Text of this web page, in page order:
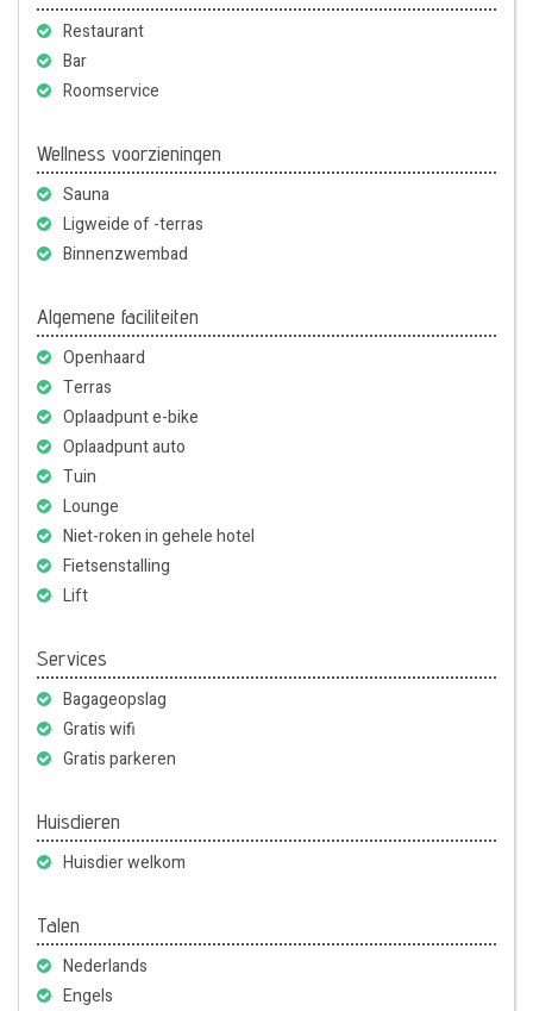
Restaurant
Bar
Roomservice
Wellness voorzieningen
Sauna
Ligweide of -terras
Binnenzwembad
Algemene faciliteiten
Openhaard
Terras
Oplaadpunt e-bike
Oplaadpunt auto
Tuin
Lounge
Niet-roken in gehele hotel
Fietsenstalling
Lift
Services
Bagageopslag
Gratis wifi
Gratis parkeren
Huisdieren
Huisdier welkom
Talen
Nederlands
Engels